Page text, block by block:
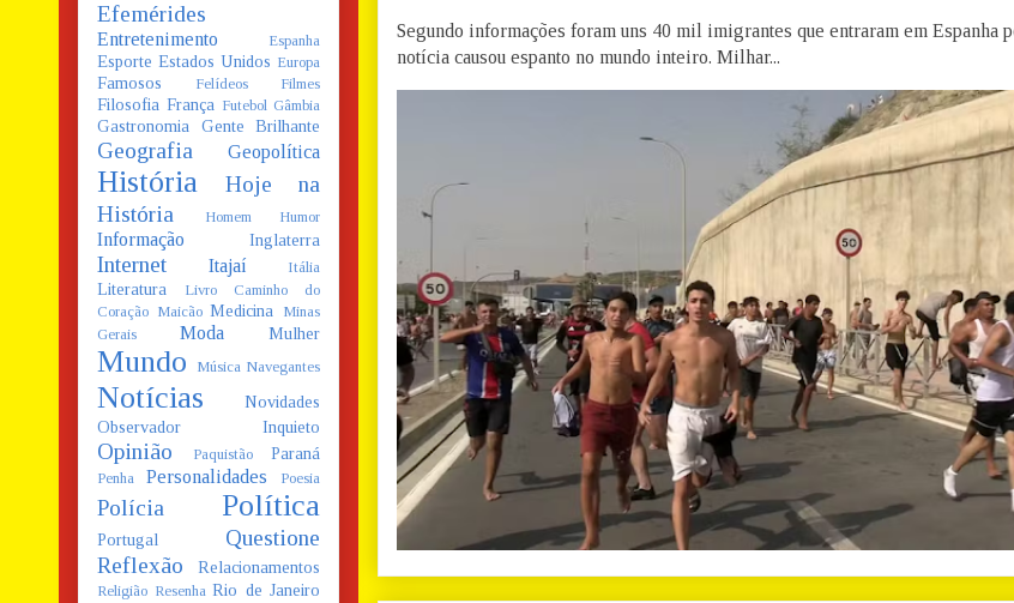
Segundo informações foram uns 40 mil imigrantes que entraram em Espanha
notícia causou espanto no mundo inteiro. Milhar...
Efemérides
Entretenimento Espanha
Esporte Estados Unidos Europa
Famosos Felídeos Filmes
Filosofia França Futebol Gâmbia
Gastronomia Gente Brilhante
Geografia Geopolítica
História
Hoje na
História
Homem Humor
Informação Inglaterra
Internet Itajaí Itália
Literatura
Livro Caminho do
Coração Maicão Medicina
Minas
Gerais
Moda Mulher
Mundo Música Navegantes
Notícias
Novidades
Observador Inquieto
Opinião Paquistão Paraná
Penha Personalidades Poesia
Polícia Política
Portugal
Questione
Reflexão
Relacionamentos
Religião Resenha Rio de Janeiro